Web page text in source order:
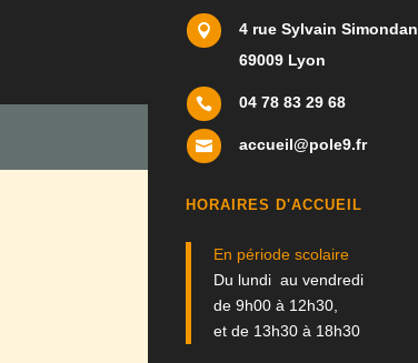

4 rue Sylvain Simondan
69009 Lyon
 04 78 83 29 68
 accueil@pole9.fr
HORAIRES D'ACCUEIL
En période scolaire
Du lundi au vendredi
de 9h00 à 12h30,
et de 13h30 à 18h30